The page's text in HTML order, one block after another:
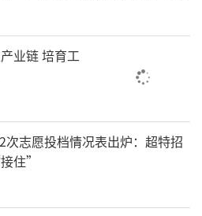
业链 培育工
志愿投档情况表出炉：超特招
住”